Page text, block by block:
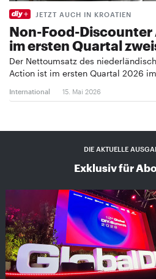
JETZT AUCH IN KROATIEN
Non-Food-
im ersten Quartal
Der Nettoumsatz des
Action ist im ersten Quartal 2026
International 15. Mai 2026
DIE AKTUELLE
Exklusiv für